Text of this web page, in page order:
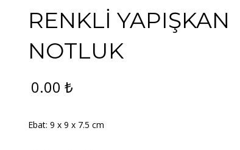
RENKLİ YAPIŞKAN
NOTLUK
0.00₺
Ebat: 9 x 9 x 7.5 cm